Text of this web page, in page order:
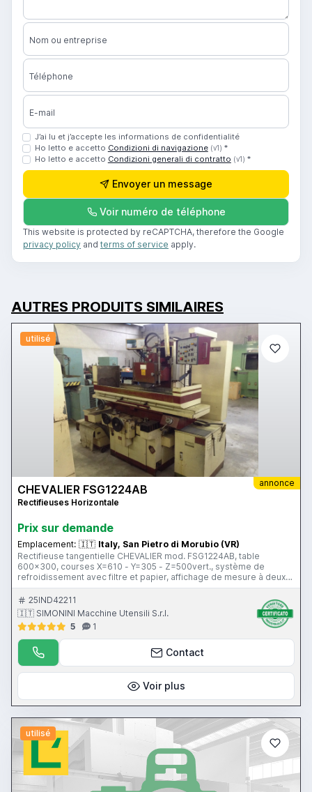
Nom ou entreprise
Téléphone
E-mail
J’ai lu et j’accepte les informations de confidentialité
Ho letto e accetto Condizioni di navigazione (v1) *
Ho letto e accetto Condizioni generali di contratto (v1) *
Envoyer un message
Voir numéro de téléphone
This website is protected by reCAPTCHA, therefore the Google
privacy policy and terms of service apply.
AUTRES PRODUITS SIMILAIRES
utilisé
annonce
CHEVALIER FSG1224AB
Rectifieuses Horizontale
Prix ​​sur demande
Emplacement: 🇮🇹 Italy, San Pietro di Morubio (VR)
Rectifieuse tangentielle CHEVALIER mod. FSG1224AB, table
600x300, courses X=610 - Y=305 - Z=500vert., système de
refroidissement avec filtre et papier, affichage de mesure à deux
axes, dresseur hydraulique, mandrin électromagnétique 300x600.
25IND42211
🇮🇹 SIMONINI Macchine Utensili S.r.l.
5
1
Contact
Voir plus
utilisé